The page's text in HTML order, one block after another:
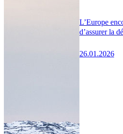
L’Europe
d’assurer la
26.01.2026